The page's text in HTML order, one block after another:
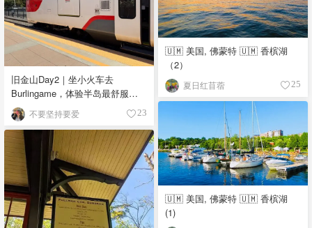
旧金山Day2｜坐小火车去
Burlingame，体验半岛最舒服的
小镇生活🌿
不要坚持要爱 23
🇺🇲 美国, 佛蒙特 🇺🇲 香槟湖
（2）
夏日红苜蓿 25
🇺🇲 美国, 佛蒙特 🇺🇲 香槟湖
(1)